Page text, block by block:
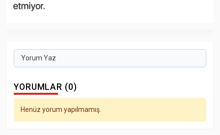
Yorum Yaz
YORUMLAR (0)
Henüz yorum yapılmamış.